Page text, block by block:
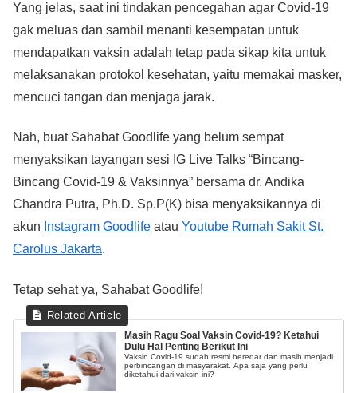
Yang jelas, saat ini tindakan pencegahan agar Covid-19
gak meluas dan sambil menanti kesempatan untuk
mendapatkan vaksin adalah tetap pada sikap kita untuk
melaksanakan protokol kesehatan, yaitu memakai masker,
mencuci tangan dan menjaga jarak.
Nah, buat Sahabat Goodlife yang belum sempat
menyaksikan tayangan sesi IG Live Talks “Bincang-
Bincang Covid-19 & Vaksinnya” bersama dr. Andika
Chandra Putra, Ph.D. Sp.P(K) bisa menyaksikannya di
akun Instagram Goodlife atau Youtube Rumah Sakit St.
Carolus Jakarta.
Tetap sehat ya, Sahabat Goodlife!
Masih Ragu Soal Vaksin Covid-19? Ketahui
Dulu Hal Penting Berikut Ini
Vaksin Covid-19 sudah resmi beredar dan masih menjadi
perbincangan di masyarakat. Apa saja yang perlu
diketahui dari vaksin ini?